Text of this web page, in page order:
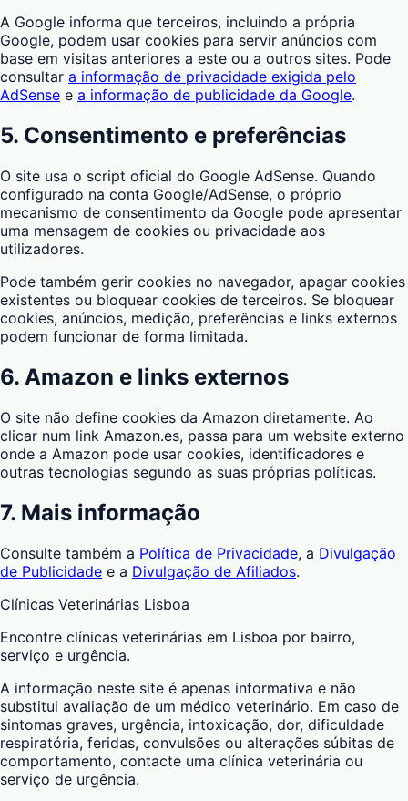
A Google informa que terceiros, incluindo a própria
Google, podem usar cookies para servir anúncios com
base em visitas anteriores a este ou a outros sites. Pode
consultar a informação de privacidade exigida pelo
AdSense e a informação de publicidade da Google.
5. Consentimento e preferências
O site usa o script oficial do Google AdSense. Quando
configurado na conta Google/AdSense, o próprio
mecanismo de consentimento da Google pode apresentar
uma mensagem de cookies ou privacidade aos
utilizadores.
Pode também gerir cookies no navegador, apagar cookies
existentes ou bloquear cookies de terceiros. Se bloquear
cookies, anúncios, medição, preferências e links externos
podem funcionar de forma limitada.
6. Amazon e links externos
O site não define cookies da Amazon diretamente. Ao
clicar num link Amazon.es, passa para um website externo
onde a Amazon pode usar cookies, identificadores e
outras tecnologias segundo as suas próprias políticas.
7. Mais informação
Consulte também a Política de Privacidade, a Divulgação
de Publicidade e a Divulgação de Afiliados.
Clínicas Veterinárias Lisboa
Encontre clínicas veterinárias em Lisboa por bairro,
serviço e urgência.
A informação neste site é apenas informativa e não
substitui avaliação de um médico veterinário. Em caso de
sintomas graves, urgência, intoxicação, dor, dificuldade
respiratória, feridas, convulsões ou alterações súbitas de
comportamento, contacte uma clínica veterinária ou
serviço de urgência.